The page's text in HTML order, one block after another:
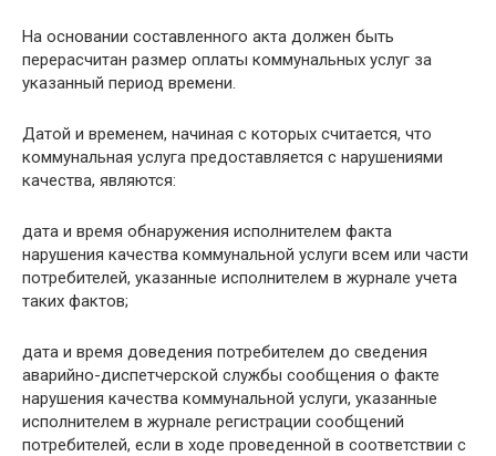
На основании составленного акта должен быть
перерасчитан размер оплаты коммунальных услуг за
указанный период времени.
Датой и временем, начиная с которых считается, что
коммунальная услуга предоставляется с нарушениями
качества, являются:
дата и время обнаружения исполнителем факта
нарушения качества коммунальной услуги всем или части
потребителей, указанные исполнителем в журнале учета
таких фактов;
дата и время доведения потребителем до сведения
аварийно-диспетчерской службы сообщения о факте
нарушения качества коммунальной услуги, указанные
исполнителем в журнале регистрации сообщений
потребителей, если в ходе проведенной в соответствии с